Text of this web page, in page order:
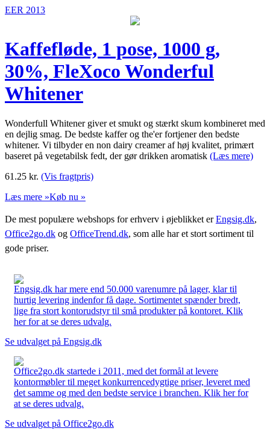
EER 2013
Kaffefløde, 1 pose, 1000 g,
30%, FleXoco Wonderful
Whitener
Wonderfull Whitener giver et smukt og stærkt skum kombineret med
en dejlig smag. De bedste kaffer og the'er fortjener den bedste
whitener. Vi tilbyder en non dairy creamer af høj kvalitet, primært
baseret på vegetabilsk fedt, der gør drikken aromatisk (Læs mere)
61.25 kr. (Vis fragtpris)
Læs mere »Køb nu »
De mest populære webshops for erhverv i øjeblikket erEngsig.dk,
Office2go.dk og OfficeTrend.dk, som alle har et stort sortiment til
gode priser.
Engsig.dk har mere end 50.000 varenumre på lager, klar til
hurtig levering indenfor få dage. Sortimentet spænder bredt,
lige fra stort kontorudstyr til små produkter på kontoret. Klik
her for at se deres udvalg.
Se udvalget på Engsig.dk
Office2go.dk startede i 2011, med det formål at levere
kontormøbler til meget konkurrencedygtige priser, leveret med
det samme og med den bedste service i branchen. Klik her for
at se deres udvalg.
Se udvalget på Office2go.dk